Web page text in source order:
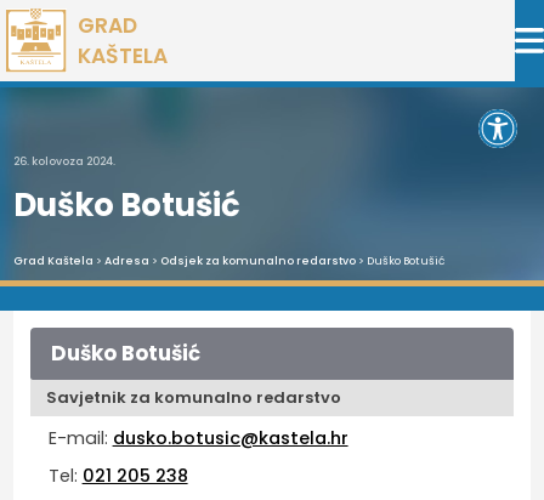
Preskoči
na
sadržaj
GRAD
KAŠTELA
26. kolovoza 2024.
Duško Botušić
Grad Kaštela > Adresa > Odsjek za komunalno redarstvo> Duško Botušić
Duško Botušić
Savjetnik za komunalno redarstvo
E-mail: dusko.botusic@kastela.hr
Tel: 021 205 238